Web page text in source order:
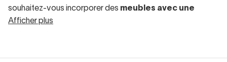
souhaitez-vous incorporer des meubles avec une
touche sophistiquée et différente
Afficher plus